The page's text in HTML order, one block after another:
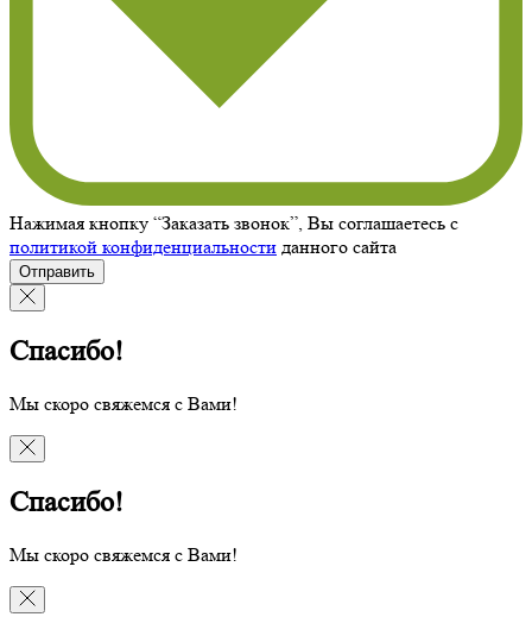
Нажимая кнопку “Заказать звонок”, Вы соглашаетесь с
политикой конфиденциальности данного сайта
Отправить
Спасибо!
Мы скоро свяжемся с Вами!
Спасибо!
Мы скоро свяжемся с Вами!